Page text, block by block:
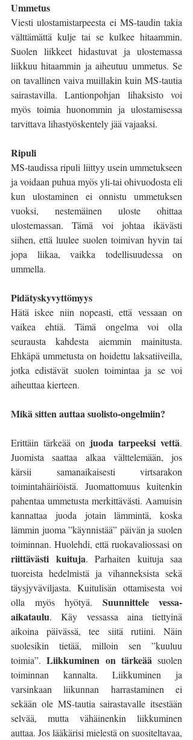
Ummetus
Viesti ulostamistarpeesta ei MS-taudin takia
välttämättä kulje tai se kulkee hitaammin.
Suolen liikkeet hidastuvat ja ulostemassa
liikkuu hitaammin ja aiheutuu ummetus. Se
on tavallinen vaiva muillakin kuin MS-tautia
sairastavilla. Lantionpohjan lihaksisto voi
myös toimia huonommin ja ulostamisessa
tarvittava lihastyöskentely jää vajaaksi.
Ripuli
MS-taudissa ripuli liittyy usein ummetukseen
ja voidaan puhua myös yli-tai ohivuodosta eli
kun ulostaminen ei onnistu ummetuksen
vuoksi, nestemäinen uloste ohittaa
ulostemassan. Tämä voi johtaa ikävästi
siihen, että luulee suolen toimivan hyvin tai
jopa liikaa, vaikka todellisuudessa on
ummella.
Pidätyskyvyttömyys
Hätä iskee niin nopeasti, että vessaan on
vaikea ehtiä. Tämä ongelma voi olla
seurausta kahdesta aiemmin mainitusta.
Ehkäpä ummetusta on hoidettu laksatiiveilla,
jotka edistävät suolen toimintaa ja se voi
aiheuttaa kierteen.
Mikä sitten auttaa suolisto-ongelmiin?
Erittäin tärkeää on juoda tarpeeksi vettä.
Juomista saattaa alkaa välttelemään, jos
kärsii samanaikaisesti virtsarakon
toimintahäiriöistä. Juomattomuus kuitenkin
pahentaa ummetusta merkittävästi. Aamuisin
kannattaa juoda jotain lämmintä, koska
lämmin juoma ”käynnistää” päivän ja suolen
riittävästi kuituja. Parhaiten kuituja saa
tuoreista hedelmistä ja vihanneksista sekä
täysjyväviljasta. Kuitulisän ottamisesta voi
olla myös hyötyä. Suunnittele vessa-
aikataulu. Käy vessassa aina tiettyinä
aikoina päivässä, tee siitä rutiini. Näin
suolesikin tietää, milloin sen ”kuuluu
toimia”. Liikkuminen on tärkeää suolen
toiminnan kannalta. Liikkuminen ja
varsinkaan liikunnan harrastaminen ei
sekään ole MS-tautia sairastavalle itsestään
selvää, mutta vähäinenkin liikkuminen
auttaa. Jos lääkärisi mielestä on suositeltavaa,